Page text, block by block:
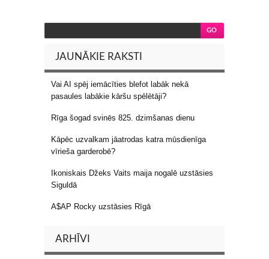
JAUNĀKIE RAKSTI
Vai AI spēj iemācīties blefot labāk nekā
pasaules labākie kāršu spēlētāji?
Rīga šogad svinēs 825. dzimšanas dienu
Kāpēc uzvalkam jāatrodas katra mūsdienīga
vīrieša garderobē?
Ikoniskais Džeks Vaits maija nogalē uzstāsies
Siguldā
A$AP Rocky uzstāsies Rīgā
ARHĪVI